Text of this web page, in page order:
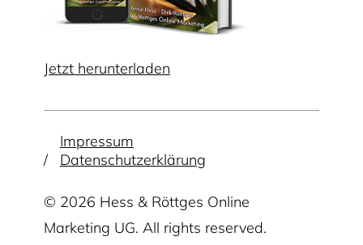
Jetzt herunterladen
Impressum
Datenschutzerklärung
© 2026 Hess & Röttges Online
Marketing UG. All rights reserved.